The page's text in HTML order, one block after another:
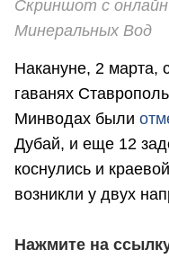
Скриншот с
Минеральных Вод
Накануне, 2 марта,
гаванях
Минводах были
Дубай, и еще 12
коснулись и
возникли у двух
Нажмите на